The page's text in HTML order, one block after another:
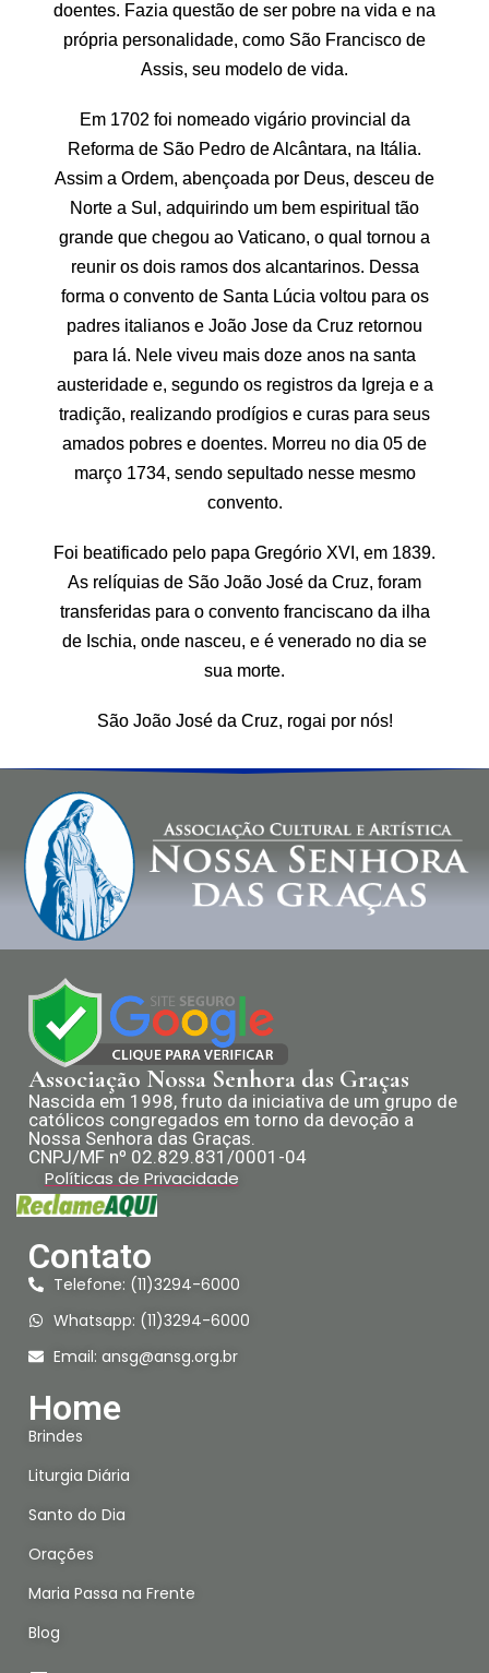
doentes. Fazia questão de ser pobre na vida e na
própria personalidade, como São Francisco de
Assis, seu modelo de vida.
Em 1702 foi nomeado vigário provincial da
Reforma de São Pedro de Alcântara, na Itália.
Assim a Ordem, abençoada por Deus, desceu de
Norte a Sul, adquirindo um bem espiritual tão
grande que chegou ao Vaticano, o qual tornou a
reunir os dois ramos dos alcantarinos. Dessa
forma o convento de Santa Lúcia voltou para os
padres italianos e João Jose da Cruz retornou
para lá. Nele viveu mais doze anos na santa
austeridade e, segundo os registros da Igreja e a
tradição, realizando prodígios e curas para seus
amados pobres e doentes. Morreu no dia 05 de
março 1734, sendo sepultado nesse mesmo
convento.
Foi beatificado pelo papa Gregório XVI, em 1839.
As relíquias de São João José da Cruz, foram
transferidas para o convento franciscano da ilha
de Ischia, onde nasceu, e é venerado no dia se
sua morte.
São João José da Cruz, rogai por nós!
Associação Nossa Senhora das Graças
Nascida em 1998, fruto da iniciativa de um grupo de
católicos congregados em torno da devoção a
Nossa Senhora das Graças.
CNPJ/MF nº 02.829.831/0001-04
Políticas de Privacidade
Contato
Telefone: (11)3294-6000
Whatsapp: (11)3294-6000
Email: ansg@ansg.org.br
Home
Brindes
Liturgia Diária
Santo do Dia
Orações
Maria Passa na Frente
Blog